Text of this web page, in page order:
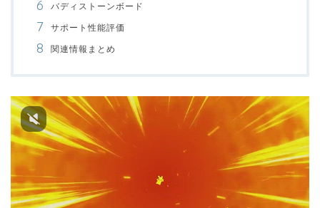
バディストーンボード
サポート性能評価
関連情報まとめ